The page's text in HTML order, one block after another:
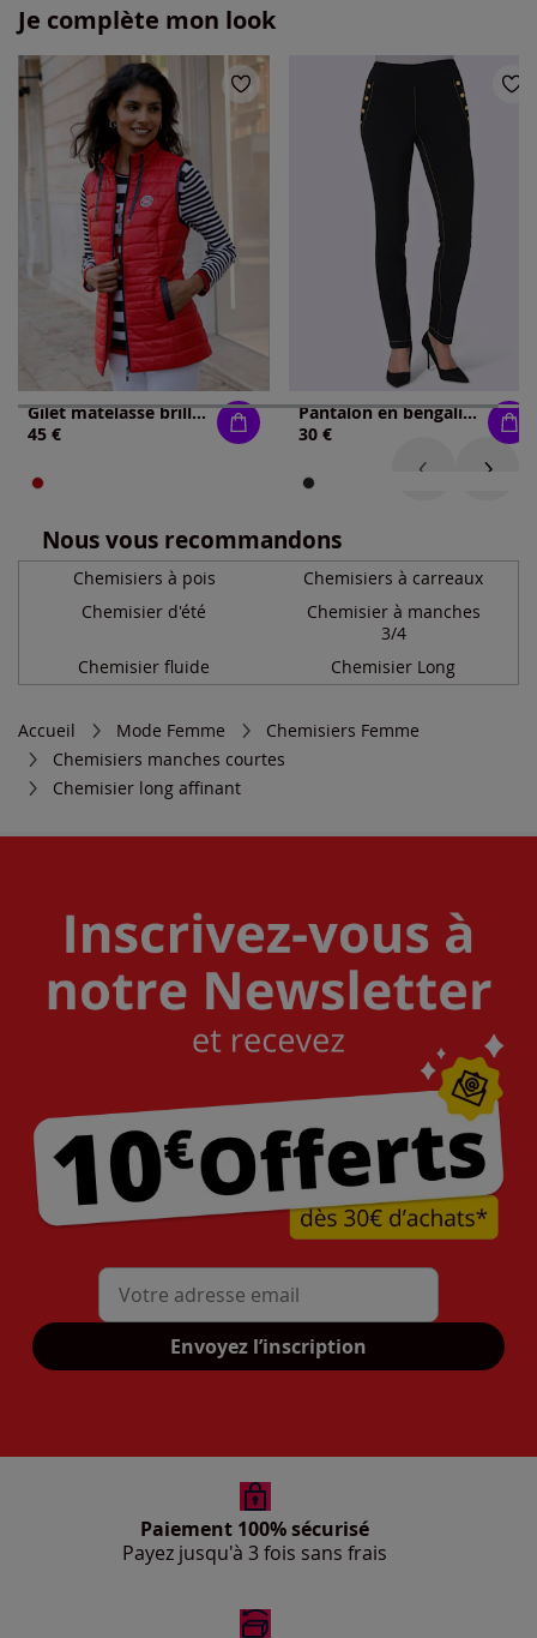
Je complète mon look
Gilet matelassé brillance discrète
45 €
Pantalon en bengaline qualité indéformable
30 €
Nous vous recommandons
Chemisiers à pois
Chemisier d'été
Chemisiers à carreaux
Chemisier à manches
3/4
Chemisier fluide
Chemisier Long
Accueil Mode Femme
Chemisiers Femme
Chemisiers manches courtes
Chemisier long affinant
Mon adresse mail
Envoyez l’inscription
Paiement 100% sécurisé
Payez jusqu'à 3 fois sans frais